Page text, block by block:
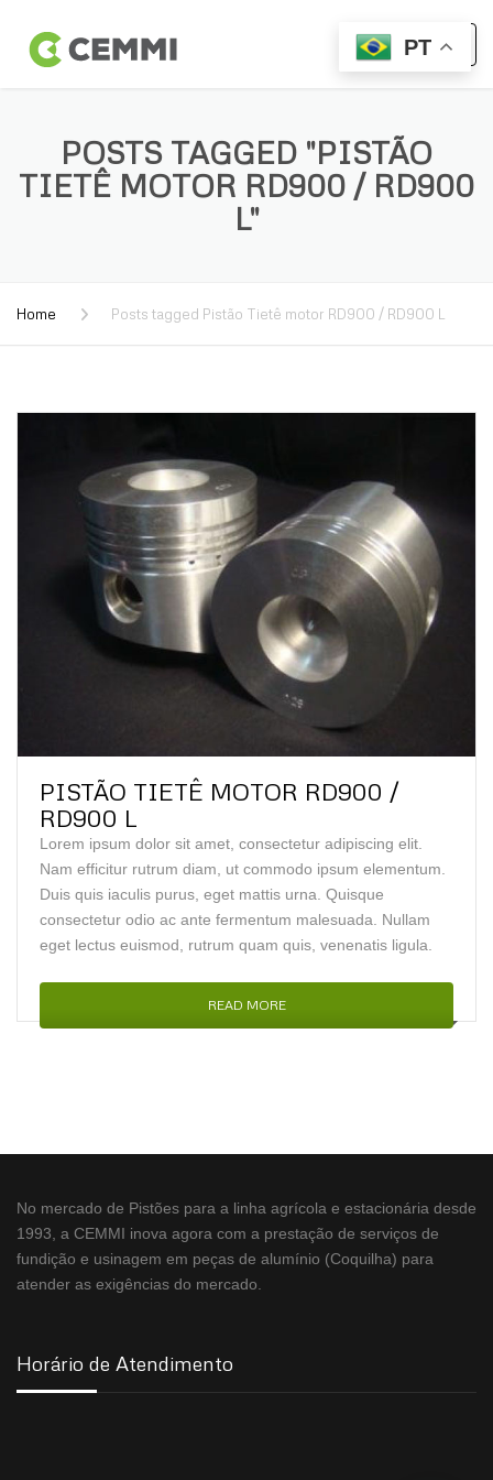
POSTS TAGGED "PISTÃO
TIETÊ MOTOR RD900 / RD900
L"
Home Posts tagged Pistão Tietê motor RD900 / RD900 L
PISTÃO TIETÊ MOTOR RD900 /
RD900 L
Lorem ipsum dolor sit amet, consectetur adipiscing elit.
Nam efficitur rutrum diam, ut commodo ipsum elementum.
Duis quis iaculis purus, eget mattis urna. Quisque
consectetur odio ac ante fermentum malesuada. Nullam
eget lectus euismod, rutrum quam quis, venenatis ligula.
READ MORE
No mercado de Pistões para a linha agrícola e estacionária desde
1993, a CEMMI inova agora com a prestação de serviços de
fundição e usinagem em peças de alumínio (Coquilha) para
atender as exigências do mercado.
Horário de Atendimento
PT